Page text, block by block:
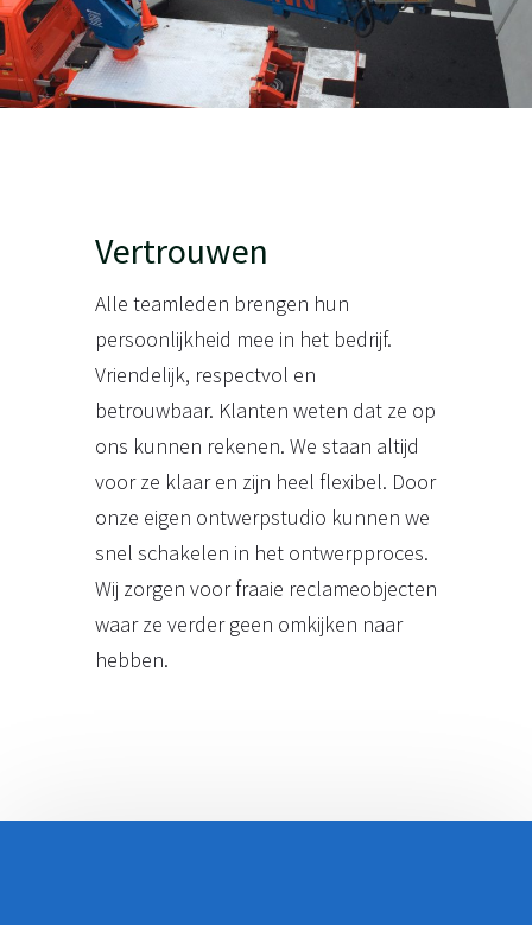
Vertrouwen
Alle teamleden brengen hun
persoonlijkheid mee in het bedrijf.
Vriendelijk, respectvol en
betrouwbaar. Klanten weten dat ze op
ons kunnen rekenen. We staan altijd
voor ze klaar en zijn heel flexibel. Door
onze eigen ontwerpstudio kunnen we
snel schakelen in het ontwerpproces.
Wij zorgen voor fraaie reclameobjecten
waar ze verder geen omkijken naar
hebben.